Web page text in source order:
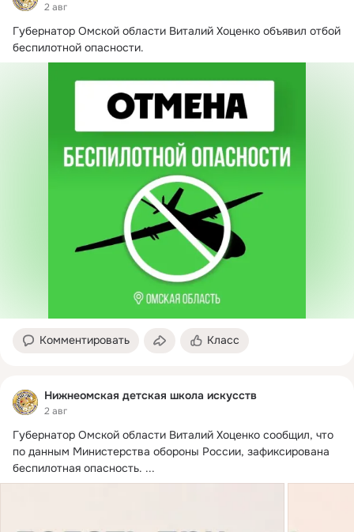
2 авг
Губернатор Омской области Виталий Хоценко объявил отбой
беспилотной опасности.
Комментировать Класс
Нижнеомская детская школа искусств
2 авг
Губернатор Омской области Виталий Хоценко сообщил, что
по данным Министерства обороны России, зафиксирована
беспилотная опасность. ...